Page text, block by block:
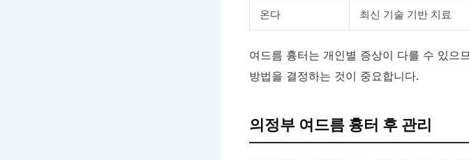
온다 최신 기술 기반 치료
여드름 흉터는 개인별 증상이 다를 수 있으
방법을 결정하는 것이 중요합니다.
의정부 여드름 흉터 후 관리